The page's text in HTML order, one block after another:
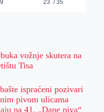
vožnje skutera na
Tisa
ispraćeni pozivari
pivom ulicama
na 41. „Dane piva“